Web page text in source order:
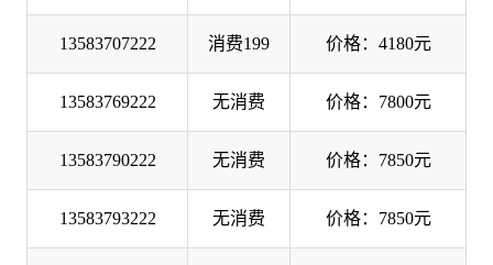
13583707222 消费199 价格：4180元
13583769222 无消费 价格：7800元
13583790222 无消费 价格：7850元
13583793222 无消费 价格：7850元